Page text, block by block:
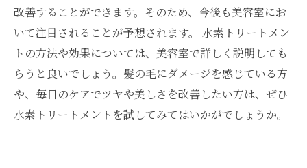
改善することができます。そのため、今後も美容室にお
いて注目されることが予想されます。 水素トリートメン
トの方法や効果については、美容室で詳しく説明しても
らうと良いでしょう。髪の毛にダメージを感じている方
や、毎日のケアでツヤや美しさを改善したい方は、ぜひ
水素トリートメントを試してみてはいかがでしょうか。